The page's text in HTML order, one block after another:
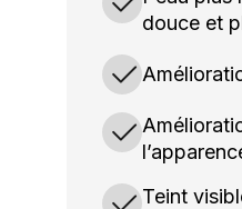
douce et
Teint